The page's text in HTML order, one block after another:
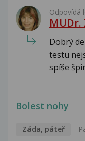
Odpovídá
MUDr.
Dobrý
testu
spíše
Bolest nohy
Záda, páteř